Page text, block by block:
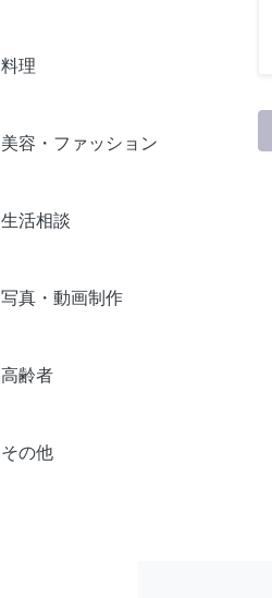
料理
美容・ファッション
生活相談
写真・動画制作
高齢者
その他